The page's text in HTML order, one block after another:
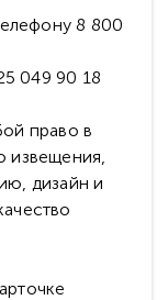
8 800
049 90 18
право в
извещения,
дизайн и